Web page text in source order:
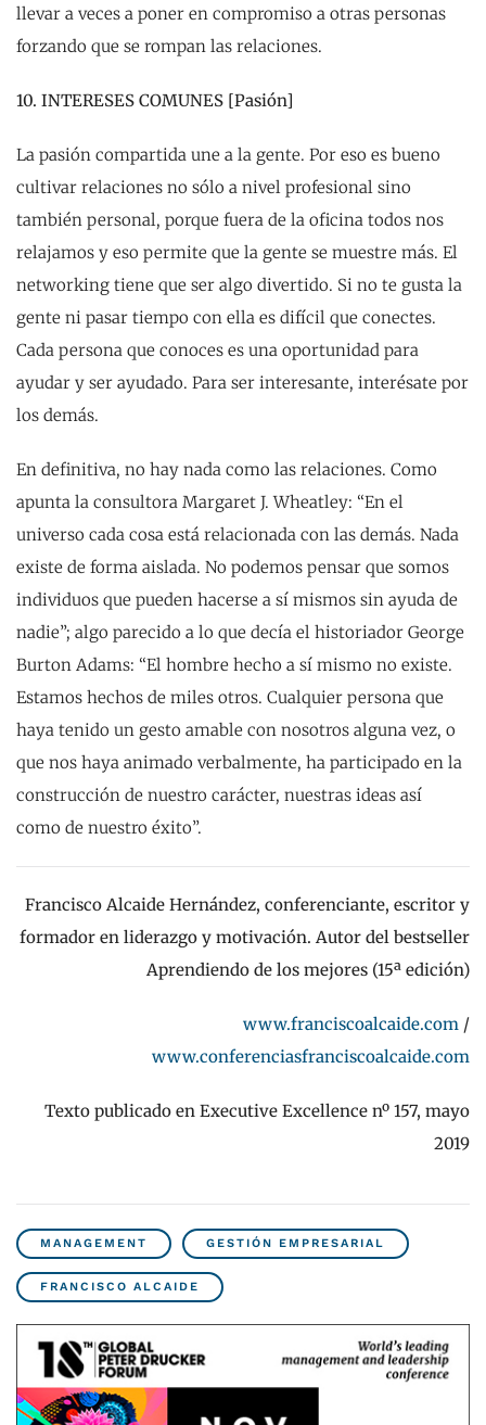
llevar a veces a poner en compromiso a otras personas
forzando que se rompan las relaciones.
10. INTERESES COMUNES [Pasión]
La pasión compartida une a la gente. Por eso es bueno
cultivar relaciones no sólo a nivel profesional sino
también personal, porque fuera de la oficina todos nos
relajamos y eso permite que la gente se muestre más. El
networking tiene que ser algo divertido. Si no te gusta la
gente ni pasar tiempo con ella es difícil que conectes.
Cada persona que conoces es una oportunidad para
ayudar y ser ayudado. Para ser interesante, interésate por
los demás.
En definitiva, no hay nada como las relaciones. Como
apunta la consultora Margaret J. Wheatley: “En el
universo cada cosa está relacionada con las demás. Nada
existe de forma aislada. No podemos pensar que somos
individuos que pueden hacerse a sí mismos sin ayuda de
nadie”; algo parecido a lo que decía el historiador George
Burton Adams: “El hombre hecho a sí mismo no existe.
Estamos hechos de miles otros. Cualquier persona que
haya tenido un gesto amable con nosotros alguna vez, o
que nos haya animado verbalmente, ha participado en la
construcción de nuestro carácter, nuestras ideas así
como de nuestro éxito”.
Francisco Alcaide Hernández, conferenciante, escritor y
formador en liderazgo y motivación. Autor del bestseller
Aprendiendo de los mejores (15ª edición)
www.franciscoalcaide.com /
www.conferenciasfranciscoalcaide.com
Texto publicado en Executive Excellence nº 157, mayo
2019
MANAGEMENT GESTIÓN EMPRESARIAL
FRANCISCO ALCAIDE